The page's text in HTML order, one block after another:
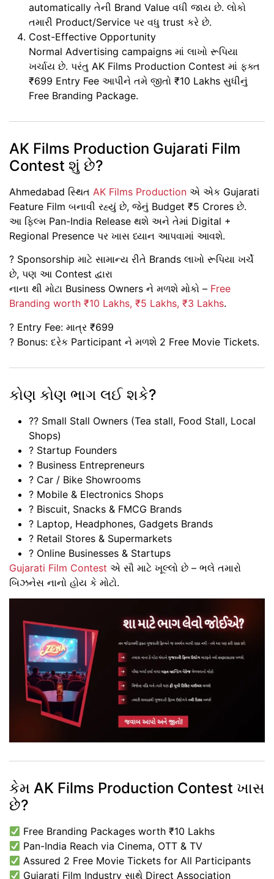
automatically તેની Brand Value વધી જાય છે. લોકો
તમારી Product/Service પર વધુ trust કરે છે.
Cost-Effective Opportunity
Normal Advertising campaigns માં લાખો રૂપિયા
ખર્ચાય છે. પરંતુ AK Films Production Contest માં ફક્ત
₹699 Entry Fee આપીને તમે જીતો ₹10 Lakhs સુધીનું
Free Branding Package.
AK Films Production Gujarati Film
Contest શું છે?
Ahmedabad સ્થિત AK Films Production એ એક Gujarati
Feature Film બનાવી રહ્યું છે, જેનું Budget ₹5 Crores છે.
આ ફિલ્મ Pan-India Release થશે અને તેમાં Digital +
Regional Presence પર ખાસ ધ્યાન આપવામાં આવશે.
? Sponsorship માટે સામાન્ય રીતે Brands લાખો રૂપિયા ખર્ચે
છે, પણ આ Contest દ્વારા
નાના થી મોટા Business Owners ને મળશે મોકો – Free
Branding worth ₹10 Lakhs, ₹5 Lakhs, ₹3 Lakhs.
? Entry Fee: માત્ર ₹699
?️ Bonus: દરેક Participant ને મળશે 2 Free Movie Tickets.
કોણ કોણ ભાગ લઈ શકે?
?‍? Small Stall Owners (Tea stall, Food Stall, Local
Shops)
?️ Startup Founders
? Business Entrepreneurs
? Car / Bike Showrooms
? Mobile & Electronics Shops
? Biscuit, Snacks & FMCG Brands
? Laptop, Headphones, Gadgets Brands
? Retail Stores & Supermarkets
? Online Businesses & Startups
Gujarati Film Contest એ સૌ માટે ખૂલ્લો છે – ભલે તમારો
બિઝનેસ નાનો હોય કે મોટો.
કેમ AK Films Production Contest ખાસ
છે?
Free Branding Packages worth ₹10 Lakhs
Pan-India Reach via Cinema, OTT & TV
Assured 2 Free Movie Tickets for All Participants
Gujarati Film Industry સાથે Direct Association